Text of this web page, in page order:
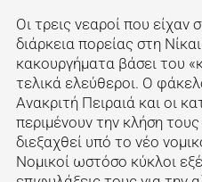
Οι τρεις νεαροί που είχαν
διάρκεια πορείας στη
κακουργήματα βάσει του
τελικά ελεύθεροι. Ο
Ανακριτή Πειραιά και οι
περιμένουν την κλήση
διεξαχθεί υπό το νέο
Νομικοί ωστόσο κύκλοι